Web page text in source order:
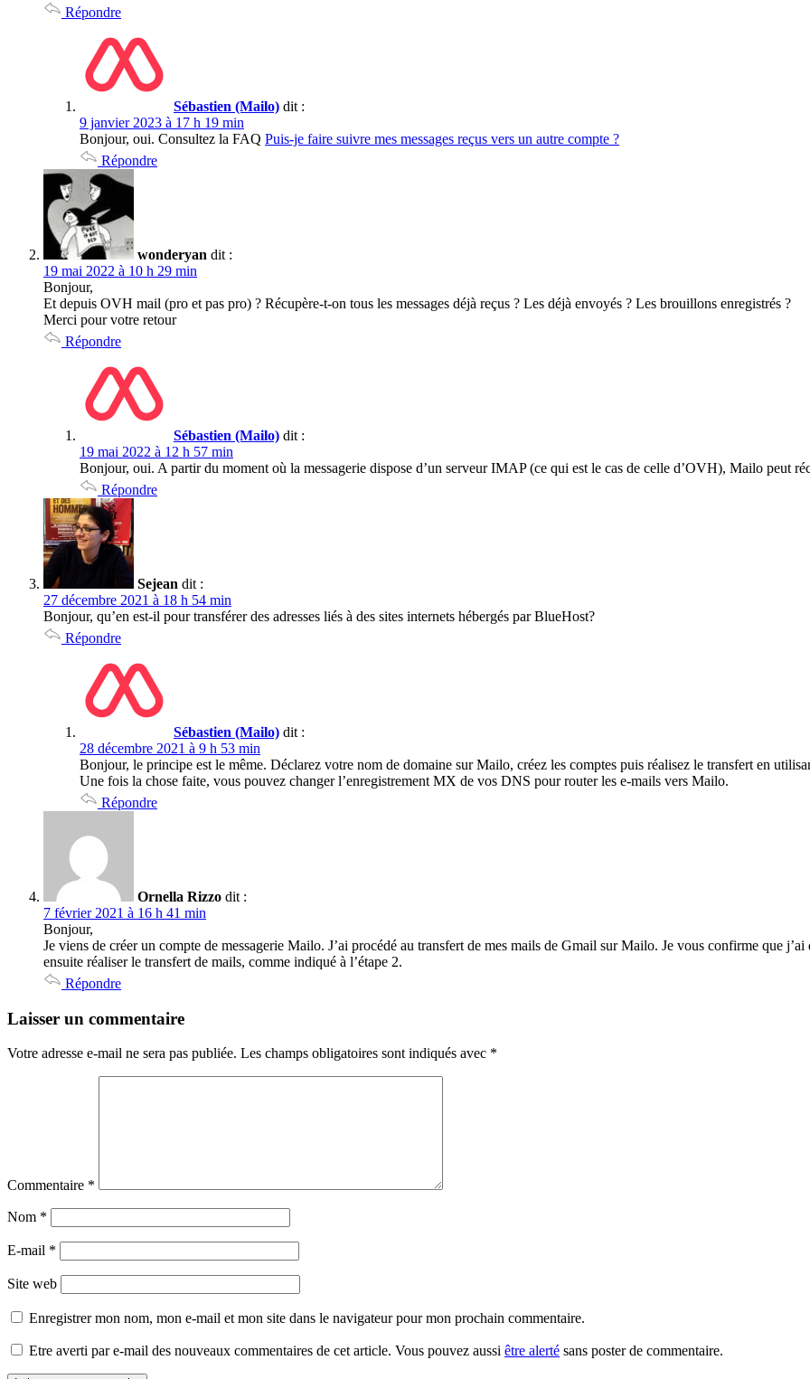
Répondre
Sébastien (Mailo) dit :
9 janvier 2023 à 17 h 19 min
Bonjour, oui. Consultez la FAQ Puis-je faire suivre mes messages reçus vers un autre compte ?
Répondre
wonderyan dit :
19 mai 2022 à 10 h 29 min
Bonjour,
Et depuis OVH mail (pro et pas pro) ? Récupère-t-on tous les messages déjà reçus ? Les déjà envoyés ? Les brouillons enregistrés ?
Merci pour votre retour
Répondre
Sébastien (Mailo) dit :
19 mai 2022 à 12 h 57 min
Bonjour, oui. A partir du moment où la messagerie dispose d’un serveur IMAP (ce qui est le cas de celle d’OVH), Mailo peut
Répondre
Sejean dit :
27 décembre 2021 à 18 h 54 min
Bonjour, qu’en est-il pour transférer des adresses liés à des sites internets hébergés par BlueHost?
Répondre
Sébastien (Mailo) dit :
28 décembre 2021 à 9 h 53 min
Bonjour, le principe est le même. Déclarez votre nom de domaine sur Mailo, créez les comptes puis réalisez le transfert en
Une fois la chose faite, vous pouvez changer l’enregistrement MX de vos DNS pour router les e-mails vers Mailo.
Répondre
Ornella Rizzo dit :
7 février 2021 à 16 h 41 min
Bonjour,
Je viens de créer un compte de messagerie Mailo. J’ai procédé au transfert de mes mails de Gmail sur Mailo. Je vous confirme que
ensuite réaliser le transfert de mails, comme indiqué à l’étape 2.
Répondre
Laisser un commentaire
Votre adresse e-mail ne sera pas publiée. Les champs obligatoires sont indiqués avec *
Commentaire *
Nom *
E-mail *
Site web
Enregistrer mon nom, mon e-mail et mon site dans le navigateur pour mon prochain commentaire.
Etre averti par e-mail des nouveaux commentaires de cet article. Vous pouvez aussi être alerté sans poster de commentaire.